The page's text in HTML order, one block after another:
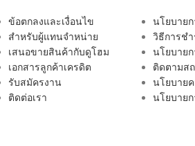
ข้อตกลงและเงื่อนไข
สำหรับผู้แทนจำหน่าย
เสนอขายสินค้ากับดูโฮม
เอกสารลูกค้าเครดิต
รับสมัครงาน
ติดต่อเรา
นโยบาย
วิธีการชำ
นโยบาย
ติดตามส
นโยบาย
นโยบาย